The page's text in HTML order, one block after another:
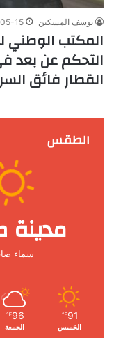
يوسف المسكين 15
المكتب
التحكم عن بعد
القطار فائق
الطقس
مدينة
سماء
91
℉
الخميس
96
℉
الجمعة